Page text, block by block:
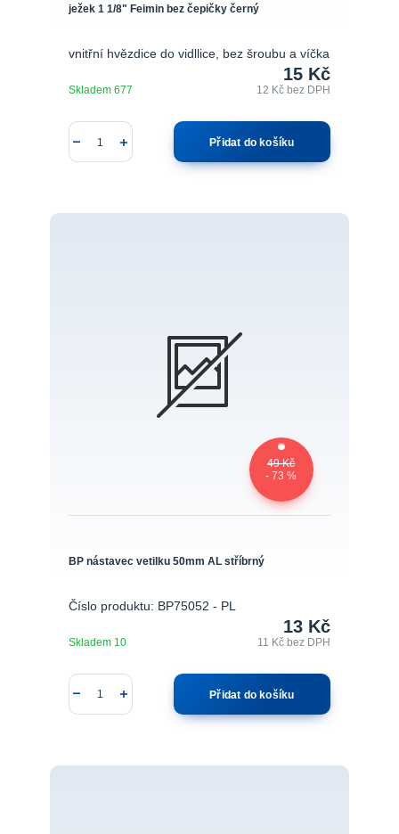
ježek 1 1/8" Feimin bez čepičky černý
vnitřní hvězdice do vidllice, bez šroubu a víčka
15 Kč
12 Kč bez DPH
Skladem 677
Přidat do košíku
49 Kč
- 73 %
BP nástavec vetilku 50mm AL stříbrný
Číslo produktu: BP75052 - PL
13 Kč
11 Kčbez DPH
Skladem 10
Přidat do košíku